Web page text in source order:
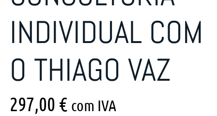
INDIVIDUAL COM
O THIAGO VAZ
297,00 € com IVA